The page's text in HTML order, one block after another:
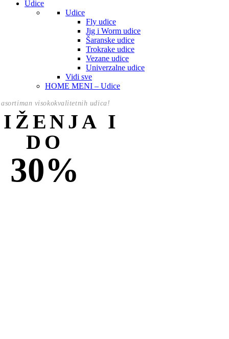
Udice
Udice
Fly udice
Jig i Worm udice
Šaranske udice
Trokrake udice
Vezane udice
Univerzalne udice
Vidi sve
HOME MENI – Udice
visokokvalitetnih udica!
I
DO
30%